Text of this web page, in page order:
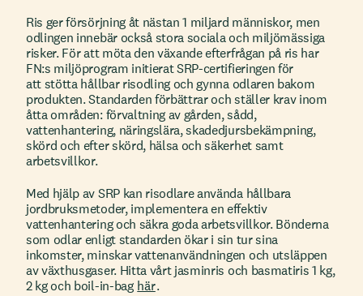
Ris ger försörjning åt nästan 1 miljard människor, men
odlingen innebär också stora sociala och miljömässiga
risker. För att möta den växande efterfrågan på ris har
FN:s miljöprogram initierat SRP-certifieringen för
att stötta hållbar risodling och gynna odlaren bakom
produkten. Standarden förbättrar och ställer krav inom
åtta områden: förvaltning av gården, sådd,
vattenhantering, näringslära, skadedjursbekämpning,
skörd och efter skörd, hälsa och säkerhet samt
arbetsvillkor.
Med hjälp av SRP kan risodlare använda hållbara
jordbruksmetoder, implementera en effektiv
vattenhantering och säkra goda arbetsvillkor. Bönderna
som odlar enligt standarden ökar i sin tur sina
inkomster, minskar vattenanvändningen och utsläppen
av växthusgaser. Hitta vårt jasminris och basmatiris 1 kg,
2 kg och boil-in-bag här.